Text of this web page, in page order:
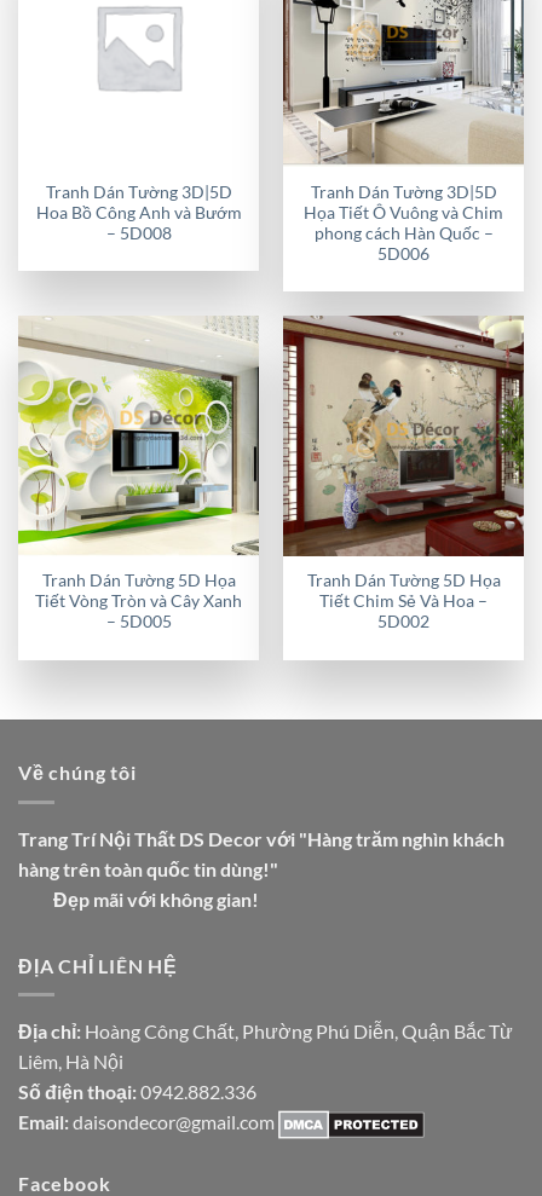
Tranh Dán Tường 3D|5D
Hoa Bồ Công Anh và Bướm
– 5D008
Tranh Dán Tường 3D|5D
Họa Tiết Ô Vuông và Chim
phong cách Hàn Quốc –
5D006
Tranh Dán Tường 5D Họa
Tiết Vòng Tròn và Cây Xanh
– 5D005
Tranh Dán Tường 5D Họa
Tiết Chim Sẻ Và Hoa –
5D002
Về chúng tôi
Trang Trí Nội Thất DS Decor với "Hàng trăm nghìn khách
hàng trên toàn quốc tin dùng!"
Đẹp mãi với không gian!
ĐỊA CHỈ LIÊN HỆ
Địa chỉ: Hoàng Công Chất, Phường Phú Diễn, Quận Bắc Từ
Liêm, Hà Nội
Số điện thoại: 0942.882.336
Email: daisondecor@gmail.com
Facebook